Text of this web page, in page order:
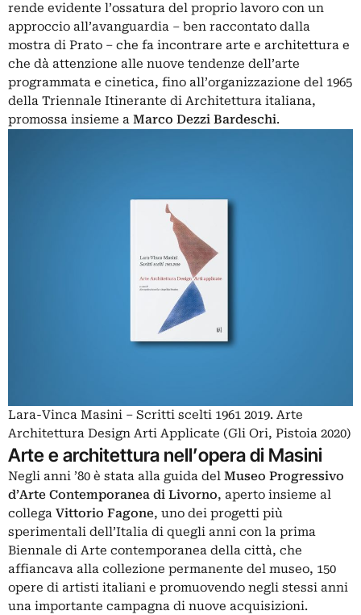
rende evidente l’ossatura del proprio lavoro con un
approccio all’avanguardia – ben raccontato dalla
mostra di Prato – che fa incontrare arte e architettura e
che dà attenzione alle nuove tendenze dell’arte
programmata e cinetica, fino all’organizzazione del 1965
della Triennale Itinerante di Architettura italiana,
promossa insieme a Marco Dezzi Bardeschi.
Lara-Vinca Masini – Scritti scelti 1961 2019. Arte
Architettura Design Arti Applicate (Gli Ori, Pistoia 2020)
Arte e architettura nell’opera di Masini
Negli anni ’80 è stata alla guida del Museo Progressivo
d’Arte Contemporanea di Livorno, aperto insieme al
collega Vittorio Fagone, uno dei progetti più
sperimentali dell’Italia di quegli anni con la prima
Biennale di Arte contemporanea della città, che
affiancava alla collezione permanente del museo, 150
opere di artisti italiani e promuovendo negli stessi anni
una importante campagna di nuove acquisizioni.